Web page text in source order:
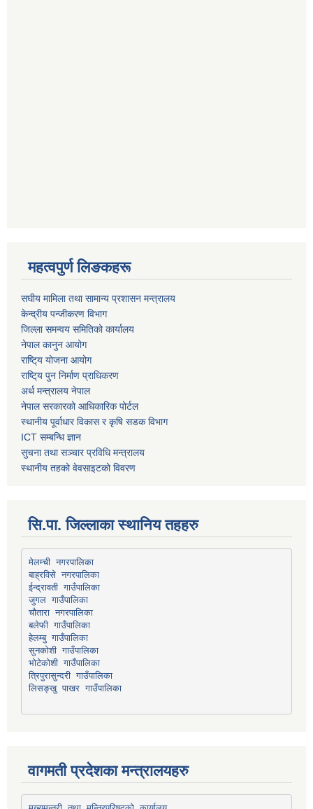
महत्वपुर्ण लिङकहरू
स‌घीय मामिला तथा सामान्य प्रशासन मन्त्रालय
केन्द्रीय पन्जीकरण विभाग
जिल्ला समन्वय समितिको कार्यालय
नेपाल कानुन आयोग
राष्टि्य योजना आयोग
राष्टि्य पुन निर्माण प्राधिकरण
अर्थ मन्त्रालय नेपाल
नेपाल सरकारको आधिकारिक पोर्टल
स्थानीय पूर्वाधार विकास र कृषि सडक विभाग
ICT सम्बन्धि ज्ञान
सुचना तथा सञ्चार प्रविधि मन्त्रालय
स्थानीय तहको वेवसाइटको विवरण
सि.पा. जिल्लाका स्थानिय तहहरु
मेलम्ची नगरपालिका
बाह्रविसे नगरपालिका
ईन्द्रावती गाउँपालिका
जुगल गाउँपालिका
चौतारा नगरपालिका
बलेफी गाउँपालिका
हेलम्बु गाउँपालिका
सुनकोशी गाउँपालिका
भोटेकोशी गाउँपालिका
त्रिपुरासुन्दरी गाउँपालिका
लिसङ्खु पाखर गाउँपालिका
वागमती प्रदेशका मन्त्रालयहरु